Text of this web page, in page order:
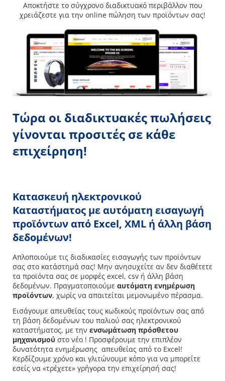
Αποκτήστε το σύγχρονο διαδικτυακό περιβάλλον που
χρειάζεστε για την online πώληση των προϊόντων σας!
Τώρα οι διαδικτυακές πωλήσεις
γίνονται προσιτές σε κάθε
επιχείρηση!
Κατασκευή ηλεκτρονικού
Καταστήματοςμε αυτόματη εισαγωγή
προϊόντων από Excel, XML ή άλλη βάση
δεδομένων!
Απλοποιούμε τις διαδικασίες εισαγωγής των προϊόντων
σας στο κατάστημά σας! Μην ανησυχείτε αν δεν διαθέτετε
τα προϊόντα σας σε μορφές excel, csv ή άλλη βάση
δεδομένων. Πραγματοποιούμε αυτόματη ενημέρωση
προϊόντων, χωρίς να απαιτείται μεμονωμένο πέρασμα.
Εισάγουμε απευθείας τους κωδικούς προϊόντων σας από
τη βάση δεδομένων του παλιού σας ηλεκτρονικού
καταστήματος, με την ενσωμάτωση πρόσθετου
μηχανισμούστο νέο ! Προσφέρουμε την επιπλέον
δυνατότητα ενημέρωσης απευθείας από το Excel!
Κερδίζουμε χρόνο και γλιτώνουμε κόπο για να μπορείτε
εσείς να «τρέχετε» γρήγορα την επιχείρησή σας!